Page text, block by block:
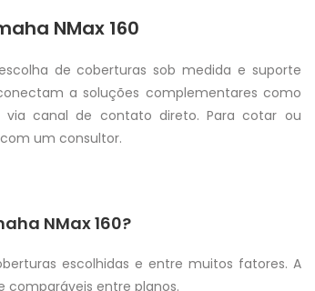
NMax 160
de coberturas sob medida e suporte
a soluções complementares como
canal de contato direto. Para cotar ou
um consultor.
NMax 160?
escolhidas e entre muitos fatores. A
comparáveis entre planos.